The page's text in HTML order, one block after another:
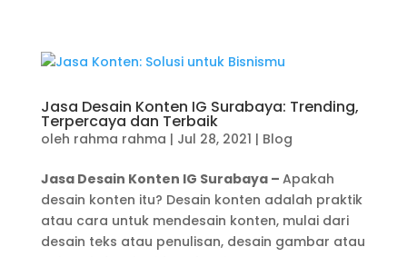
Jasa Desain Konten IG Surabaya: Trending,
Terpercaya dan Terbaik
oleh rahma rahma | Jul 28, 2021 | Blog
Jasa Desain Konten IG Surabaya – Apakah
desain konten itu? Desain konten adalah praktik
atau cara untuk mendesain konten, mulai dari
desain teks atau penulisan, desain gambar atau